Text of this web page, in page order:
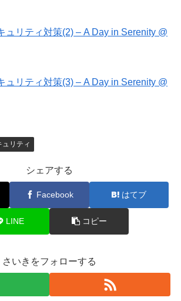
ュリティ対策(2) – A Day in Serenity @
ュリティ対策(3) – A Day in Serenity @
ュリティ
シェアする
Facebook はてブ
LINE コピー
さいきをフォローする